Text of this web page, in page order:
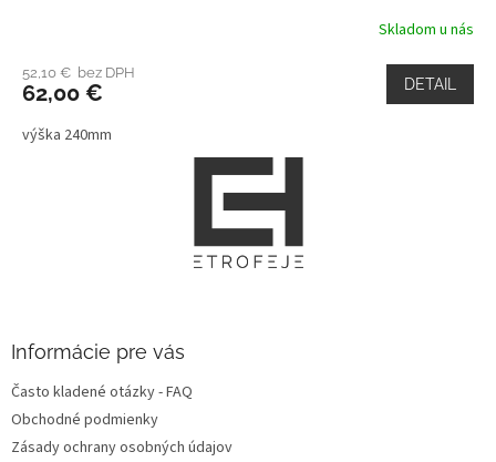
Skladom u nás
52,10 € bez DPH
62,00 € DETAIL
výška 240mm
Informácie pre vás
Často kladené otázky - FAQ
Obchodné podmienky
Zásady ochrany osobných údajov